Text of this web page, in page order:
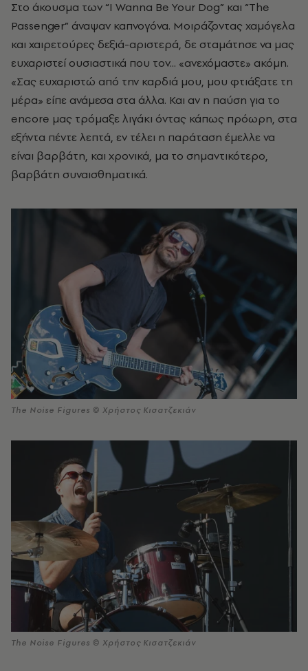
Στο άκουσμα των “I Wanna Be Your Dog” και “The
Passenger” άναψαν καπνογόνα. Μοιράζοντας χαμόγελα
και χαιρετούρες δεξιά-αριστερά, δε σταμάτησε να μας
ευχαριστεί ουσιαστικά που τον... «ανεχόμαστε» ακόμη.
«Σας ευχαριστώ από την καρδιά μου, μου φτιάξατε τη
μέρα» είπε ανάμεσα στα άλλα. Και αν η παύση για το
encore μας τρόμαξε λιγάκι όντας κάπως πρόωρη, στα
εξήντα πέντε λεπτά, εν τέλει η παράταση έμελλε να
είναι βαρβάτη, και χρονικά, μα το σημαντικότερο,
βαρβάτη συναισθηματικά.
The Noise Figures © Χρήστος Κισατζεκιάν
The Noise Figures © Χρήστος Κισατζεκιάν